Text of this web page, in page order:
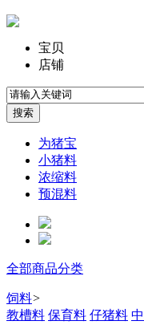
宝贝
店铺
为猪宝
小猪料
浓缩料
预混料
全部商品分类
饲料>
教槽料 保育料 仔猪料